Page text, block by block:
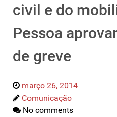
civil e do
Pessoa
de greve
março 26, 2014
Comunicação
No comments